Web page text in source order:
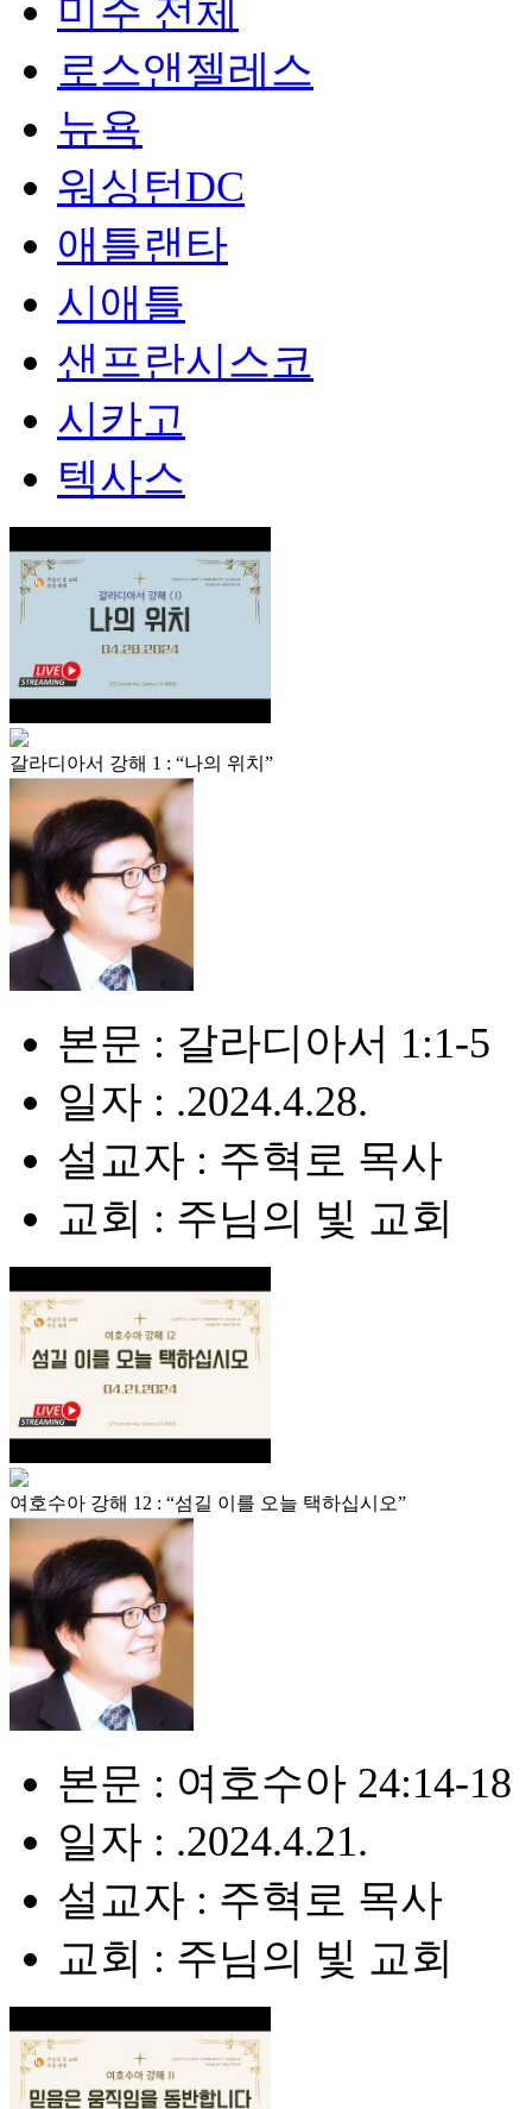
미주 전체
로스앤젤레스
뉴욕
워싱턴DC
애틀랜타
시애틀
샌프란시스코
시카고
텍사스
갈라디아서 강해 1 : “나의 위치”
본문 : 갈라디아서 1:1-5
일자 : .2024.4.28.
설교자 : 주혁로 목사
교회 : 주님의 빛 교회
여호수아 강해 12 : “섬길 이를 오늘 택하십시오”
본문 : 여호수아 24:14-18
일자 : .2024.4.21.
설교자 : 주혁로 목사
교회 : 주님의 빛 교회